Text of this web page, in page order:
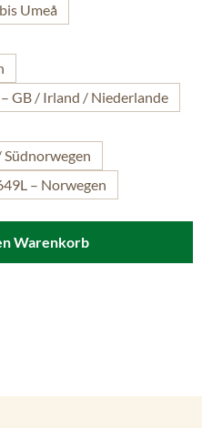
Umeå
GB / Irland / Niederlande
– Norwegen
Warenkorb